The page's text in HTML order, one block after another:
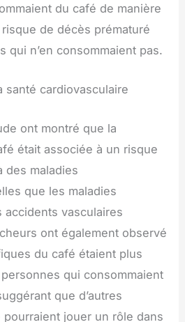
du café de manière
de décès prématuré
qui n’en consommaient pas.
santé cardiovasculaire
ont montré que la
était associée à un risque
des maladies
que les maladies
vasculaires
ont également observé
du café étaient plus
qui consommaient
que d’autres
jouer un rôle dans